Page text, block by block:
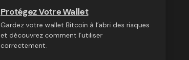
Protégez Votre Wallet
Gardez votre wallet Bitcoin à l’abri des risques
et découvrez comment l’utiliser
correctement.